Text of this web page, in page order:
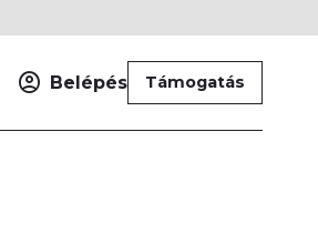
Belépés Támogatás